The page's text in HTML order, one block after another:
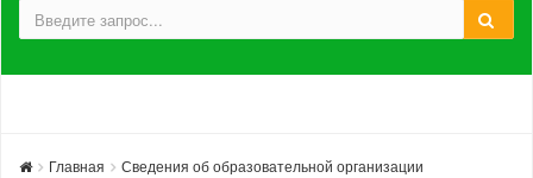
Главная
Сведения об образовательной организации